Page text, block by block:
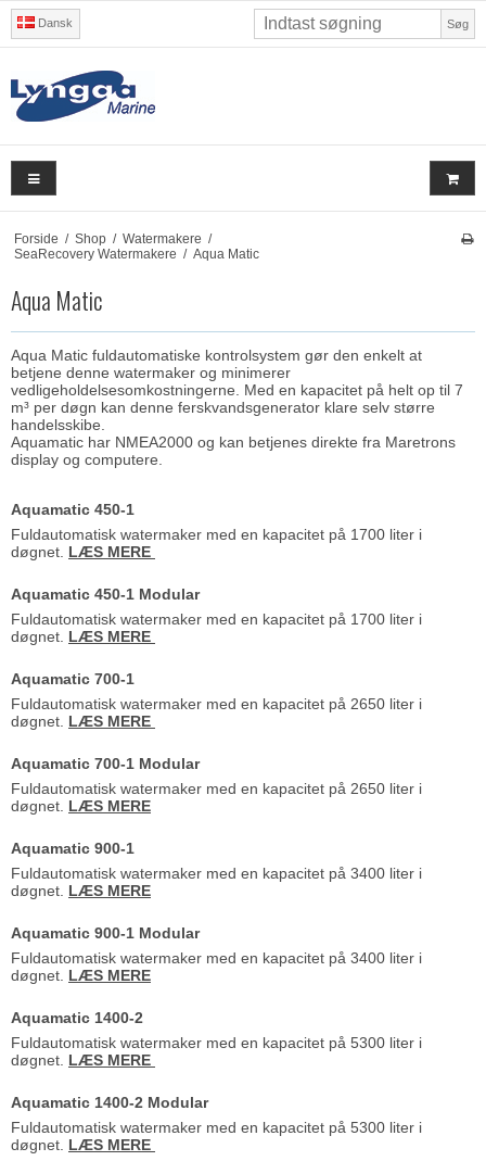
Dansk Søg
Forside / Shop / Watermakere /
SeaRecovery Watermakere / Aqua Matic
Aqua Matic
Aqua Matic fuldautomatiske kontrolsystem gør den enkelt at
betjene denne watermaker og minimerer
vedligeholdelsesomkostningerne. Med en kapacitet på helt op til 7
m³ per døgn kan denne ferskvandsgenerator klare selv større
handelsskibe.
Aquamatic har NMEA2000 og kan betjenes direkte fra Maretrons
display og computere.
Aquamatic 450-1
Fuldautomatisk watermaker med en kapacitet på 1700 liter i
døgnet. LÆS MERE
Aquamatic 450-1 Modular
Fuldautomatisk watermaker med en kapacitet på 1700 liter i
døgnet. LÆS MERE
Aquamatic 700-1
Fuldautomatisk watermaker med en kapacitet på 2650 liter i
døgnet. LÆS MERE
Aquamatic 700-1 Modular
Fuldautomatisk watermaker med en kapacitet på 2650 liter i
døgnet. LÆS MERE
Aquamatic 900-1
Fuldautomatisk watermaker med en kapacitet på 3400 liter i
døgnet. LÆS MERE
Aquamatic 900-1 Modular
Fuldautomatisk watermaker med en kapacitet på 3400 liter i
døgnet. LÆS MERE
Aquamatic 1400-2
Fuldautomatisk watermaker med en kapacitet på 5300 liter i
døgnet. LÆS MERE
Aquamatic 1400-2 Modular
Fuldautomatisk watermaker med en kapacitet på 5300 liter i
døgnet. LÆS MERE